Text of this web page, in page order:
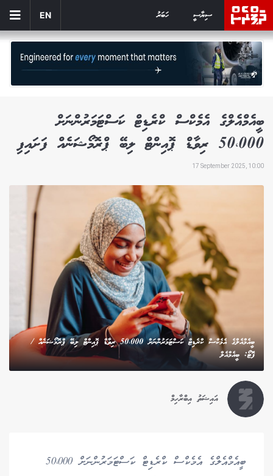
ސިޔާސީ ހަބަރު EN
ބީއެމްއެލްގެ އެމެކްސް ކްރެޑިޓް ކަސްޓަމަރުންނަށް
50،000 ރިވާޑް ޕޮއިންޓް ލިބޭ ޕްރޮމޯޝަނެއް ފަށައިފި
17 September 2025, 10:00
ބީއެމްއެލްގެ އެމެކްސް ކްރެޑިޓް ކަސްޓަމަރުންނަށް 50،000 ރިވާޑް ޕޮއިންޓް ލިބޭ ޕްރޮމޯޝަނެއް /
ފޮަޓޯ: ބީއެމްއެލް
އައިޝަތު އިބްރާހިމް
ބީއެމްއެލްގެ އެމެކްސް ކްރެޑިޓް ކަސްޓަމަރުންނަށް 50،000